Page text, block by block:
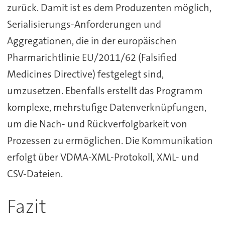
zurück. Damit ist es dem Produzenten möglich,
Serialisierungs-Anforderungen und
Aggregationen, die in der europäischen
Pharmarichtlinie EU/2011/62 (Falsified
Medicines Directive) festgelegt sind,
umzusetzen. Ebenfalls erstellt das Programm
komplexe, mehrstufige Datenverknüpfungen,
um die Nach- und Rückverfolgbarkeit von
Prozessen zu ermöglichen. Die Kommunikation
erfolgt über VDMA-XML-Protokoll, XML- und
CSV-Dateien.
Fazit